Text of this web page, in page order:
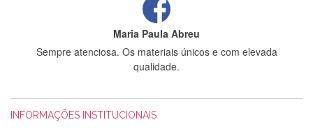
Maria Paula Abreu
Sempre atenciosa. Os materiais únicos e com elevada
qualidade.
INFORMAÇÕES INSTITUCIONAIS